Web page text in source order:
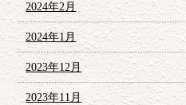
2024年2月
2024年1月
2023年12月
2023年11月